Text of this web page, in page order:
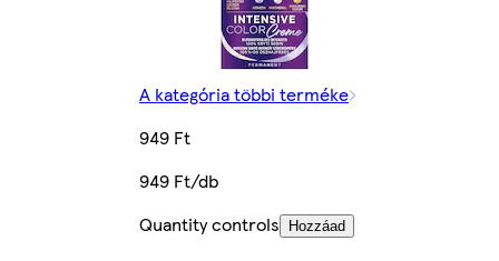
A kategória többi terméke
949 Ft
949 Ft/db
Quantity controls
Hozzáad